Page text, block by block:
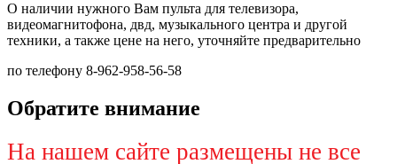
О наличии нужного Вам пульта для телевизора,
видеомагнитофона, двд, музыкального центра и другой
техники, а также цене на него, уточняйте предварительно
по телефону 8-962-958-56-58
Обратите внимание
На нашем сайте размещены не все